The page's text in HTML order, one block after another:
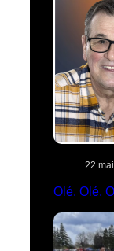
22
Olé, Olé,